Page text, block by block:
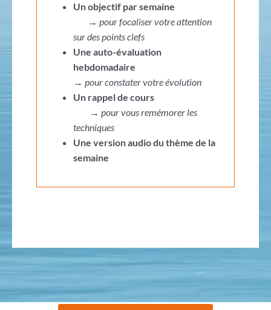
Un objectif par semaine
→ pour focaliser votre attention
sur des points clefs
Une auto-évaluation
hebdomadaire
→ pour constater votre évolution
Un rappel de cours
→ pour vous remémorer les
techniques
Une version audio du thème de la
semaine